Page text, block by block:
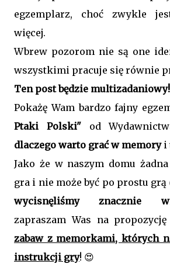
egzemplarz, choć zwykle
więcej.
Wbrew pozorom nie są one
wszystkimi pracuje się równie
Ten post będzie multizadaniowy!
Pokażę Wam bardzo fajny
Ptaki Polski"od
dlaczego warto grać w memoryi
Jako że w naszym domu
gra i nie może być po prostu
wycisnęliśmy znacznie
zapraszam Was na
zabaw z memorkami, których
instrukcji gry! 😍